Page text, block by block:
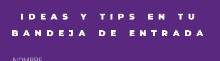
IDEAS Y TIPS EN TU
BANDEJA DE ENTRADA